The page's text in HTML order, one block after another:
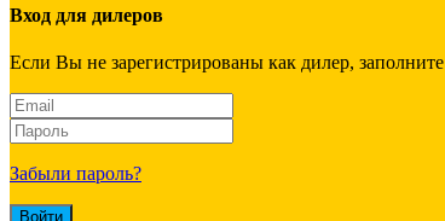
Вход для дилеров
Если Вы не зарегистрированы как дилер, заполните
Забыли пароль?